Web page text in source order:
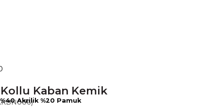
Kaban Kemik
Akrilik %20 Pamuk